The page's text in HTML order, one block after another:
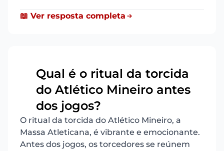
📖 Ver resposta completa
Qual é o ritual da torcida
do Atlético Mineiro antes
dos jogos?
O ritual da torcida do Atlético Mineiro, a
Massa Atleticana, é vibrante e emocionante.
Antes dos jogos, os torcedores se reúnem